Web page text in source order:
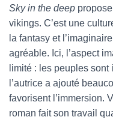
Sky in the deep
vikings. C’est une
la fantasy et
agréable. Ici, l’aspect
limité : les peuples
l’autrice a ajouté
favorisent l’immersion.
roman fait son travail